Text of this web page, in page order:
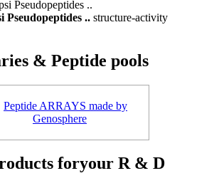
Pseudopeptides .. structure-activity
& Peptide pools
foryour R & D